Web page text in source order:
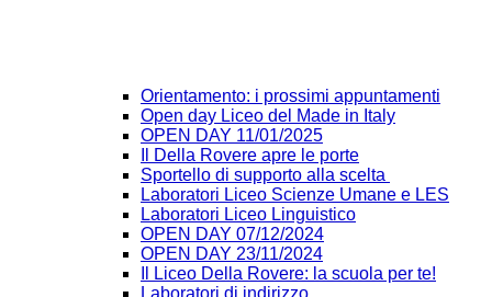
Orientamento: i prossimi appuntamenti
Open day Liceo del Made in Italy
OPEN DAY 11/01/2025
Il Della Rovere apre le porte
Sportello di supporto alla scelta
Laboratori Liceo Scienze Umane e LES
Laboratori Liceo Linguistico
OPEN DAY 07/12/2024
OPEN DAY 23/11/2024
Il Liceo Della Rovere: la scuola per te!